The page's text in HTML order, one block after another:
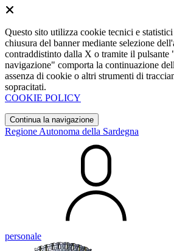
Questo sito utilizza cookie tecnici e
chiusura del banner mediante selezione
contraddistinto dalla X o tramite il pulsante
navigazione" comporta la continuazione
assenza di cookie o altri strumenti di
sopracitati.
COOKIE POLICY
Continua la navigazione
Regione Autonoma della Sardegna
personale